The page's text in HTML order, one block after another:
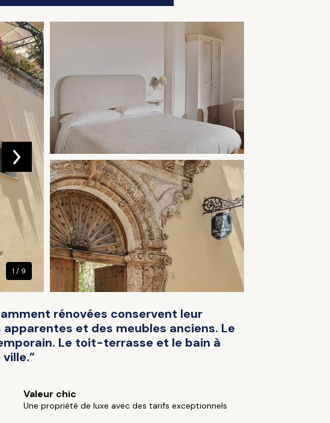
1 / 9
rénovées conservent leur
et des meubles anciens. Le
Le toit-terrasse et le bain à
Valeur chic
Une propriété de luxe avec des tarifs exceptionnels